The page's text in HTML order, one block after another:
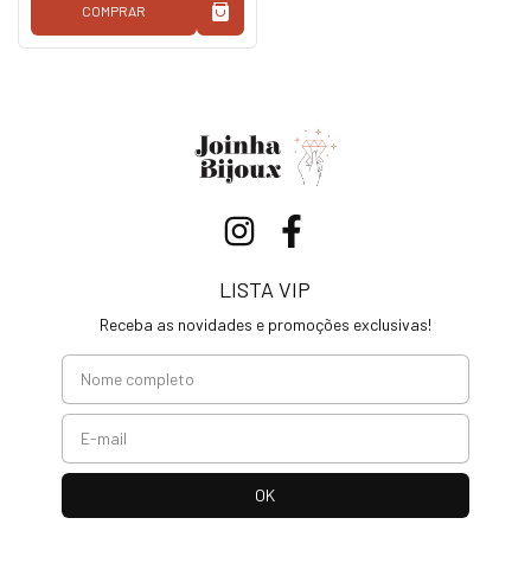
COMPRAR
LISTA VIP
Receba as novidades e promoções exclusivas!